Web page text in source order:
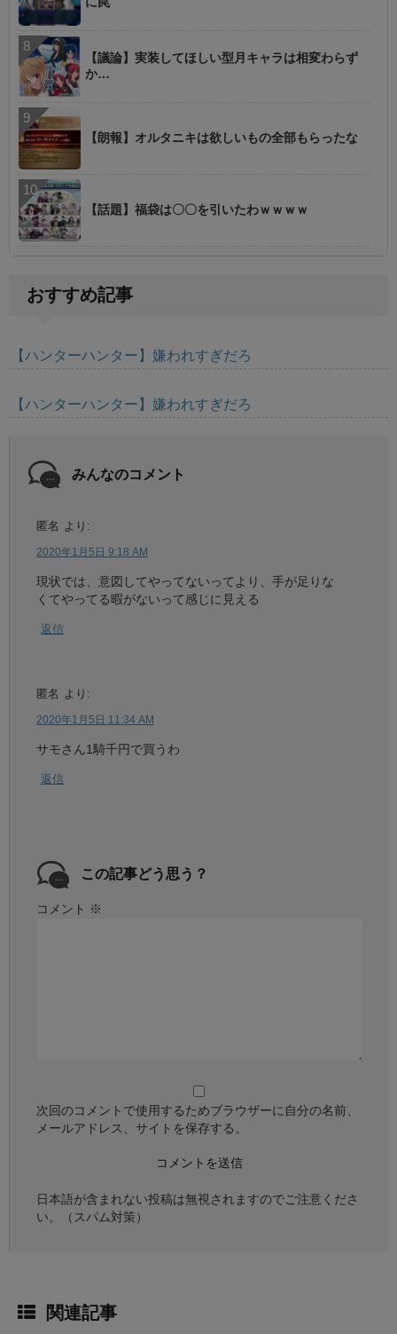
【議論】実装してほしい型月キャラは相変わらず
か…
【朗報】オルタニキは欲しいもの全部もらったな
【話題】福袋は〇〇を引いたわｗｗｗｗ
おすすめ記事
【ハンターハンター】嫌われすぎだろ
【ハンターハンター】嫌われすぎだろ
みんなのコメント
匿名 より:
2020年1月5日 9:18 AM
現状では、意図してやってないってより、手が足りな
くてやってる暇がないって感じに見える
返信
匿名 より:
2020年1月5日 11:34 AM
サモさん1騎千円で買うわ
返信
この記事どう思う？
コメント ※
次回のコメントで使用するためブラウザーに自分の名前、
メールアドレス、サイトを保存する。
日本語が含まれない投稿は無視されますのでご注意くださ
い。（スパム対策）
関連記事